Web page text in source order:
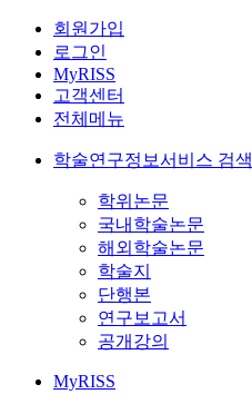
회원가입
로그인
MyRISS
고객센터
전체메뉴
학술연구정보서비스 검색
학위논문
국내학술논문
해외학술논문
학술지
단행본
연구보고서
공개강의
MyRISS